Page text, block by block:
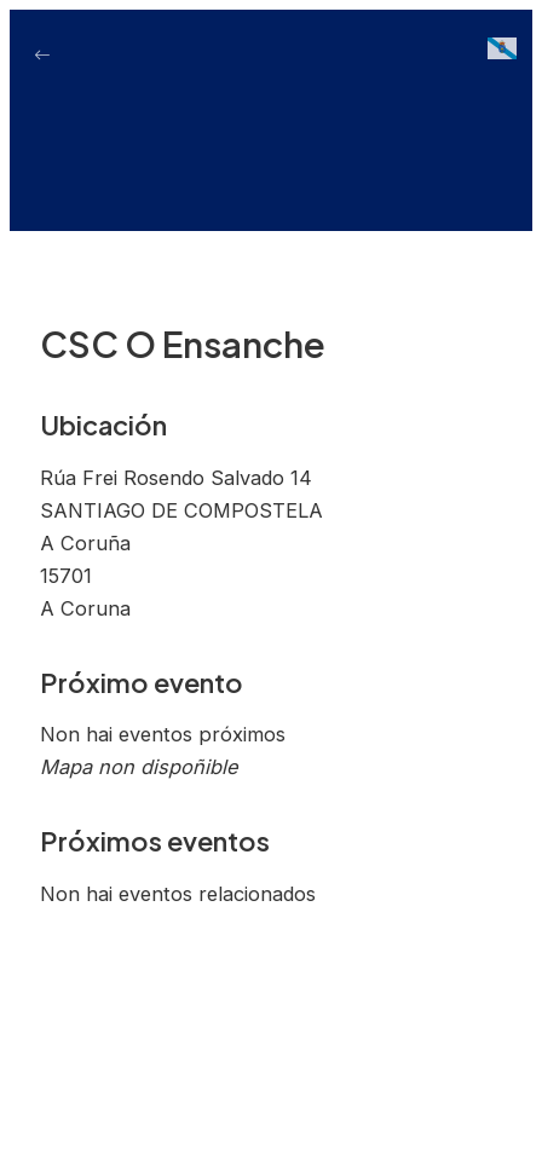
CSC O Ensanche
Ubicación
Rúa Frei Rosendo Salvado 14
SANTIAGO DE COMPOSTELA
A Coruña
15701
A Coruna
Próximo evento
Non hai eventos próximos
Mapa non dispoñible
Próximos eventos
Non hai eventos relacionados